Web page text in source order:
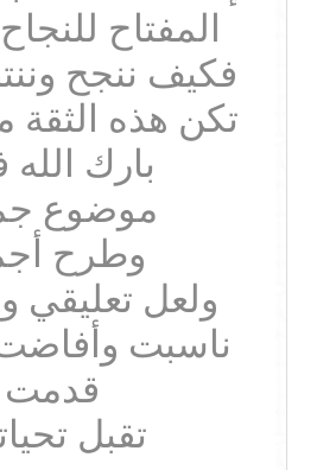
المفتاح
فكيف ننجح
تكن هذه الثقة
بارك الله
موضوع
وطرح
ولعل تعليقي
ناسبت
قدمت
تقبل